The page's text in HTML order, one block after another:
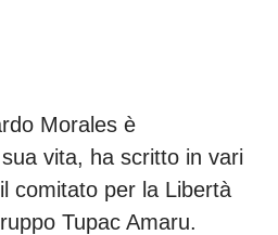
Morales è
vita, ha scritto in vari
comitato per la Libertà
Tupac Amaru.